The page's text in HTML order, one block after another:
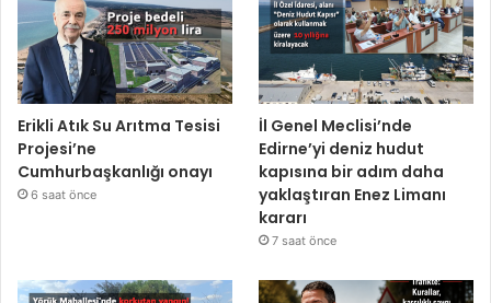
Erikli Atık Su Arıtma Tesisi
Projesi’ne
Cumhurbaşkanlığı onayı
6 saat önce
İl Genel Meclisi’nde
Edirne’yi deniz hudut
kapısına bir adım daha
yaklaştıran Enez Limanı
kararı
7 saat önce